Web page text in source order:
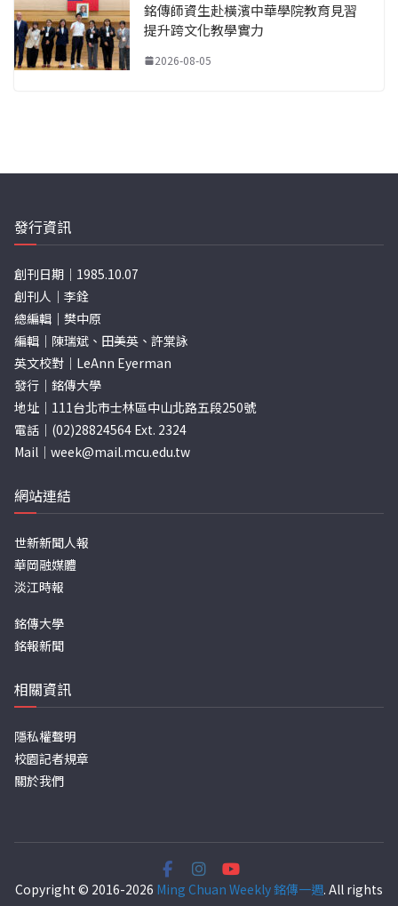
銘傳師資生赴橫濱中華學院教育見習
提升跨文化教學實力
2026-08-05
發行資訊
創刊日期｜1985.10.07
創刊人｜李銓
總編輯｜樊中原
編輯｜陳瑞斌、田美英、許棠詠
英文校對｜LeAnn Eyerman
發行｜銘傳大學
地址｜111台北市士林區中山北路五段250號
電話｜(02)28824564 Ext. 2324
Mail｜ week@mail.mcu.edu.tw
網站連結
世新新聞人報
華岡融媒體
淡江時報
銘傳大學
銘報新聞
相關資訊
隱私權聲明
校園記者規章
關於我們
Copyright © 2016-2026 Ming Chuan Weekly 銘傳一週. All rights